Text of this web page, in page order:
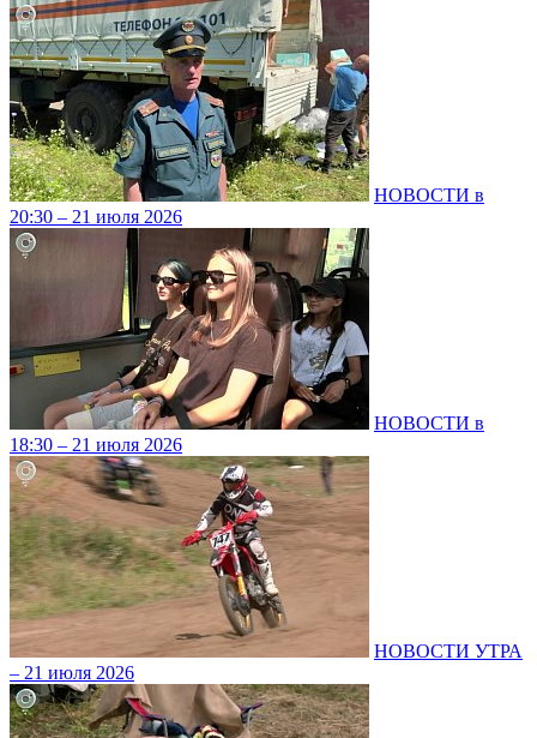
НОВОСТИ в
20:30 – 21 июля 2026
НОВОСТИ в
18:30 – 21 июля 2026
НОВОСТИ УТРА
– 21 июля 2026